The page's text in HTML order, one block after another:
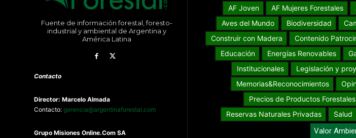
Fuente de información forestal, foresto-
industrial y ambiental de Argentina y
América Latina
Contacto
Director: Marcelo Almada
Contacto: gerencia@argentinaforestal.com
Grupo MisionesOnline.Com SA
AF Joven AF Mujeres Forestales
Aves del Mundo
Biodiversidad
Construir con Madera
Contenido
Educación
Energías Renovables
Institucionales
Legislación y
Memorias&Reconocimientos
Precios de Productos Forestales
Reservas Naturales Privadas
Salud
Valor